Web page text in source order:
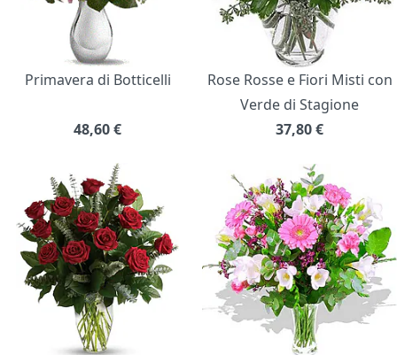
Primavera di Botticelli
48,60€
Rose Rosse e Fiori Misti con
Verde di Stagione
37,80€